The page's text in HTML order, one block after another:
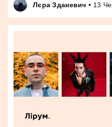
Лєра Зданевич • 13